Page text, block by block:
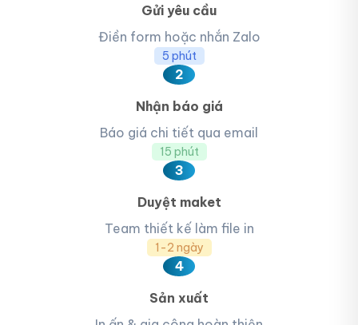
Gửi yêu cầu
Điền form hoặc nhắn Zalo
5 phút
2
Nhận báo giá
Báo giá chi tiết qua email
15 phút
3
Duyệt maket
Team thiết kế làm file in
1-2 ngày
4
Sản xuất